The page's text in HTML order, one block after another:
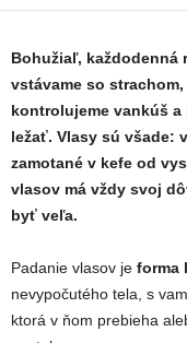
Bohužiaľ, každodenná
vstávame so
kontrolujeme vankúš
ležať. Vlasy sú všade:
zamotané v kefe od
vlasov má vždy svoj
byť veľa.
Padanie vlasov je forma
nevypočutého tela, s
ktorá v ňom prebieha